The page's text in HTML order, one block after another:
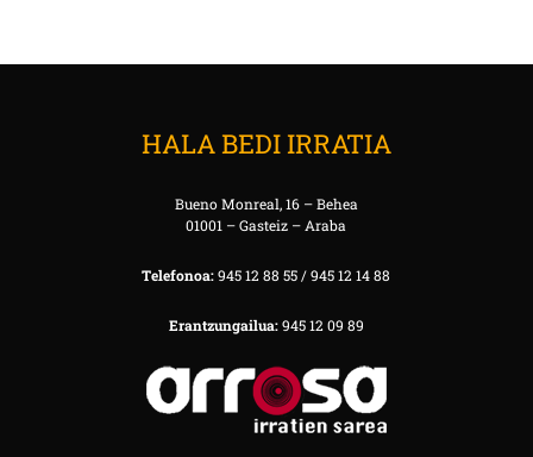
HALA BEDI IRRATIA
Bueno Monreal, 16 – Behea
01001 – Gasteiz – Araba
Telefonoa:945 12 88 55 / 945 12 14 88
Erantzungailua:945 12 09 89